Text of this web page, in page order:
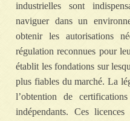
industrielles sont
naviguer dans un
obtenir les autorisations
régulation reconnues pour
établit les fondations sur
plus fiables du marché. La
l’obtention de
indépendants. Ces